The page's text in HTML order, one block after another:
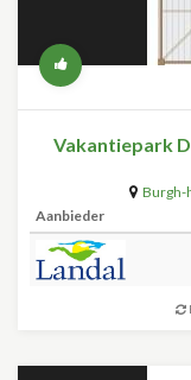
Vakantiepark
Burgh-
Aanbieder